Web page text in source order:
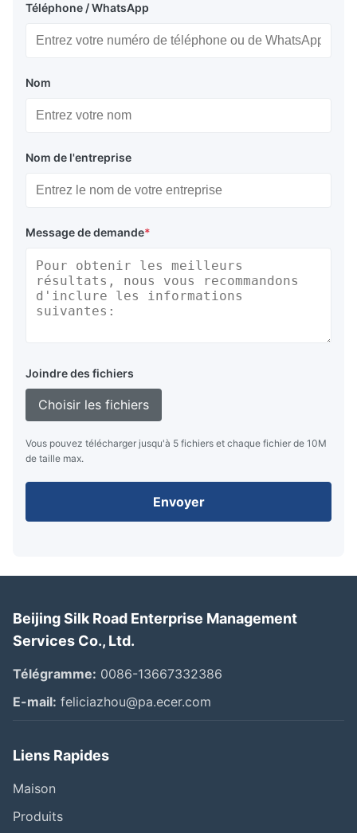
Téléphone / WhatsApp
Nom
Nom de l'entreprise
Message de demande*
Joindre des fichiers
Choisir les fichiers
Vous pouvez télécharger jusqu'à 5 fichiers et chaque fichier de 10M
de taille max.
Envoyer
Beijing Silk Road Enterprise Management
Services Co., Ltd.
Télégramme: 0086-13667332386
E-mail: feliciazhou@pa.ecer.com
Liens Rapides
Maison
Produits